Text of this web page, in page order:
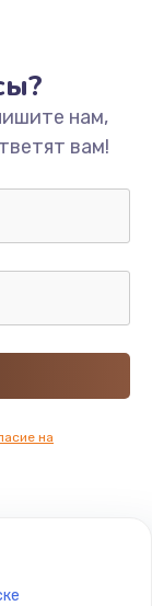
нам,
вам!
на